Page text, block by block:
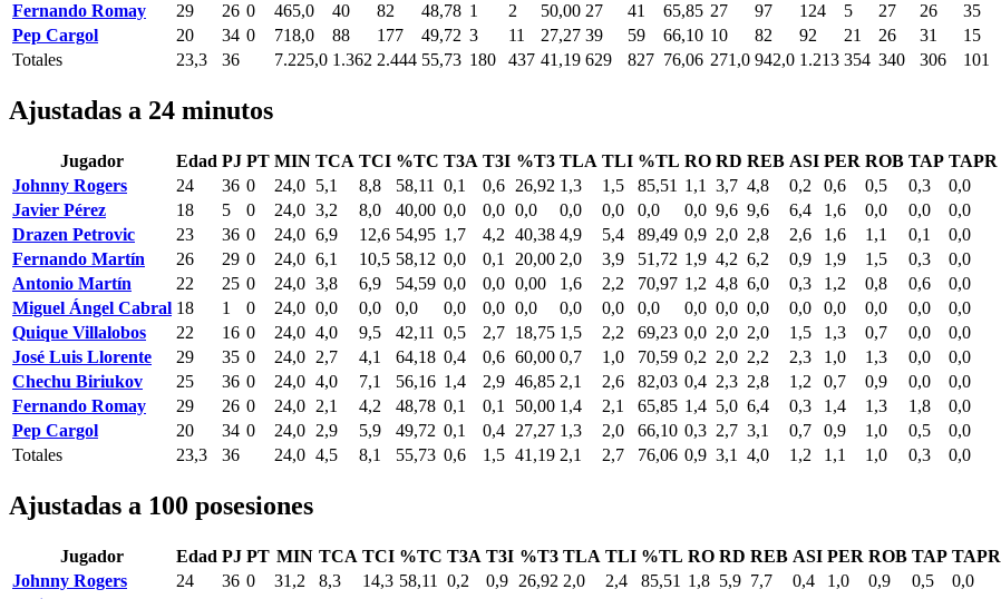
Fernando Romay
29 26 0 465,0 40 82 48,78 1 2 50,00 27 41 65,85 27 97 124 5 27 26 35
Pep Cargol
20 34 0 718,0 88 177 49,72 3 11 27,27 39 59 66,10 10 82 92 21 26 31 15
Totales
23,3 36 7.225,0 1.362 2.444 55,73 180 437 41,19 629 827 76,06 271,0 942,0 1.213 354 340 306 101
Ajustadas a 24 minutos
Jugador Edad PJ PT MIN TCA TCI %TC T3A T3I %T3 TLA TLI %TL RO RD REB ASI PER ROB TAP TAPR
Johnny Rogers
24 36 0 24,0 5,1 8,8 58,11 0,1 0,6 26,92 1,3 1,5 85,51 1,1 3,7 4,8 0,2 0,6 0,5 0,3 0,0
Javier Pérez
18 5 0 24,0 3,2 8,0 40,00 0,0 0,0 0,0 0,0 0,0 0,0 0,0 9,6 9,6 6,4 1,6 0,0 0,0 0,0
Drazen Petrovic
23 36 0 24,0 6,9 12,6 54,95 1,7 4,2 40,38 4,9 5,4 89,49 0,9 2,0 2,8 2,6 1,6 1,1 0,1 0,0
Fernando Martín
26 29 0 24,0 6,1 10,5 58,12 0,0 0,1 20,00 2,0 3,9 51,72 1,9 4,2 6,2 0,9 1,9 1,5 0,3 0,0
Antonio Martín
22 25 0 24,0 3,8 6,9 54,59 0,0 0,0 0,00 1,6 2,2 70,97 1,2 4,8 6,0 0,3 1,2 0,8 0,6 0,0
Miguel Ángel Cabral 18 1 0 24,0 0,0 0,0 0,0 0,0 0,0 0,0 0,0 0,0 0,0 0,0 0,0 0,0 0,0 0,0 0,0 0,0 0,0
Quique Villalobos
22 16 0 24,0 4,0 9,5 42,11 0,5 2,7 18,75 1,5 2,2 69,23 0,0 2,0 2,0 1,5 1,3 0,7 0,0 0,0
José Luis Llorente
29 35 0 24,0 2,7 4,1 64,18 0,4 0,6 60,00 0,7 1,0 70,59 0,2 2,0 2,2 2,3 1,0 1,3 0,0 0,0
Chechu Biriukov
25 36 0 24,0 4,0 7,1 56,16 1,4 2,9 46,85 2,1 2,6 82,03 0,4 2,3 2,8 1,2 0,7 0,9 0,0 0,0
Fernando Romay
29 26 0 24,0 2,1 4,2 48,78 0,1 0,1 50,00 1,4 2,1 65,85 1,4 5,0 6,4 0,3 1,4 1,3 1,8 0,0
Pep Cargol
20 34 0 24,0 2,9 5,9 49,72 0,1 0,4 27,27 1,3 2,0 66,10 0,3 2,7 3,1 0,7 0,9 1,0 0,5 0,0
Totales
23,3 36 24,0 4,5 8,1 55,73 0,6 1,5 41,19 2,1 2,7 76,06 0,9 3,1 4,0 1,2 1,1 1,0 0,3 0,0
Ajustadas a 100 posesiones
Jugador Edad PJ PT MIN TCA TCI %TC T3A T3I %T3 TLA TLI %TL RO RD REB ASI PER ROB TAP TAPR
Johnny Rogers
24 36 0 31,2 8,3 14,3 58,11 0,2 0,9 26,92 2,0 2,4 85,51 1,8 5,9 7,7 0,4 1,0 0,9 0,5 0,0